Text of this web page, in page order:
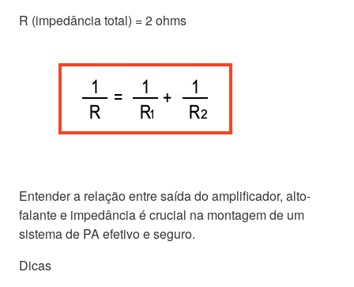
R (impedância total) = 2 ohms
Entender a relação entre saída do amplificador, alto-
falante e impedância é crucial na montagem de um
sistema de PA efetivo e seguro.
Dicas